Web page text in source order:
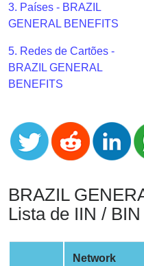
CC
Generator
from
Banks
Validator
Credit
Generator
Random
Credit
Card
Generator
3. Países - BRAZIL
GENERAL BENEFITS
5. Redes de Cartões -
BRAZIL GENERAL
BENEFITS
BRAZIL
Lista de IIN / BIN
Network